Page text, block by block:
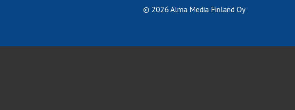
© 2026 Alma Media Finland Oy